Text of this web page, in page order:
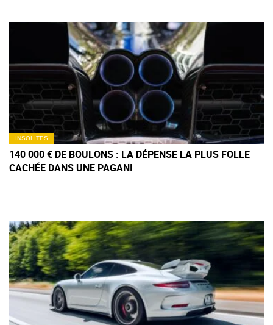
INSOLITES
140 000 € DE BOULONS : LA DÉPENSE LA PLUS FOLLE
CACHÉE DANS UNE PAGANI